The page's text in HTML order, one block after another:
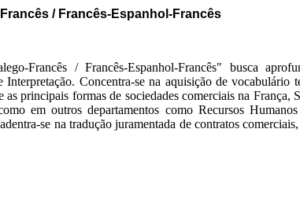
/ Francês-Espanhol-Francês
Francês / Francês-Espanhol-Francês" busca
Concentra-se na aquisição de
principais formas de sociedades comerciais na
em outros departamentos como Recursos
se na tradução juramentada de contratos